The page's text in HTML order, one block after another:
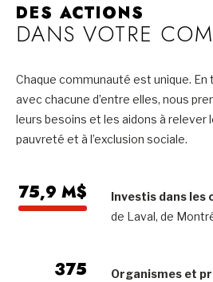
DES ACTIONS
DANS VOTRE
Chaque communauté est unique.
avec chacune d’entre elles, nous
leurs besoins et les aidons à relever
pauvreté et à l’exclusion sociale.
75,9 M$
Investis dans les
de Laval, de
375
Organismes et